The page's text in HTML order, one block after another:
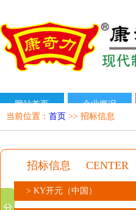
网站首页 企业概况
当前位置： 首页 >> 招标信息
招标信息CENTER
> KY开元（中国）